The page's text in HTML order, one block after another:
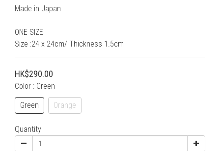
Made in Japan
ONE SIZE
Size :24 x 24cm/ Thickness 1.5cm
HK$290.00
Color : Green
Green Orange
Quantity